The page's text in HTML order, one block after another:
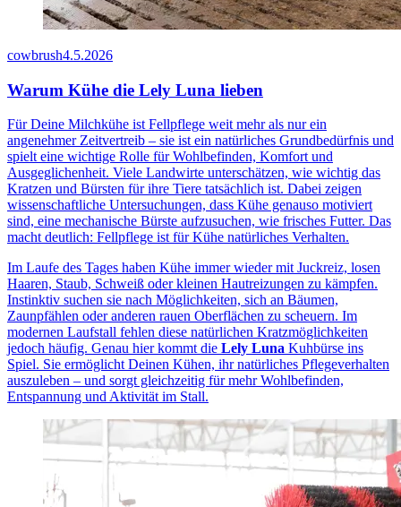
cowbrush4.5.2026
Warum Kühe die Lely Luna lieben
Für Deine Milchkühe ist Fellpflege weit mehr als nur ein
angenehmer Zeitvertreib – sie ist ein natürliches Grundbedürfnis und
spielt eine wichtige Rolle für Wohlbefinden, Komfort und
Ausgeglichenheit. Viele Landwirte unterschätzen, wie wichtig das
Kratzen und Bürsten für ihre Tiere tatsächlich ist. Dabei zeigen
wissenschaftliche Untersuchungen, dass Kühe genauso motiviert
sind, eine mechanische Bürste aufzusuchen, wie frisches Futter. Das
macht deutlich: Fellpflege ist für Kühe natürliches Verhalten.
Im Laufe des Tages haben Kühe immer wieder mit Juckreiz, losen
Haaren, Staub, Schweiß oder kleinen Hautreizungen zu kämpfen.
Instinktiv suchen sie nach Möglichkeiten, sich an Bäumen,
Zaunpfählen oder anderen rauen Oberflächen zu scheuern. Im
modernen Laufstall fehlen diese natürlichen Kratzmöglichkeiten
jedoch häufig. Genau hier kommt die Lely Luna Kuhbürse ins
Spiel. Sie ermöglicht Deinen Kühen, ihr natürliches Pflegeverhalten
auszuleben – und sorgt gleichzeitig für mehr Wohlbefinden,
Entspannung und Aktivität im Stall.